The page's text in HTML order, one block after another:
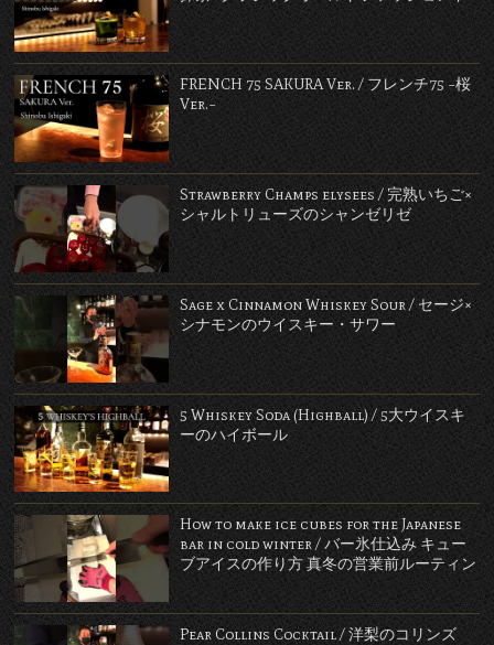
FRENCH 75 SAKURA Ver. / フレンチ75 ~桜
Ver.~
Strawberry Champs elysees / 完熟いちご×
シャルトリューズのシャンゼリゼ
Sage x Cinnamon Whiskey Sour / セージ×
シナモンのウイスキー・サワー
5 Whiskey Soda (Highball) / 5大ウイスキ
ーのハイボール
How to make ice cubes for the Japanese
bar in cold winter / バー氷仕込み キュー
ブアイスの作り方 真冬の営業前ルーティン
Pear Collins Cocktail / 洋梨のコリンズ